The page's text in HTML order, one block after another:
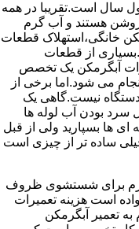
سال است.تقریبا در همه
هستند و آب گرم
خانگی،استهلاک قطعات
از قطعات
آبگرمکن یک تخصص
می شود.اما برخی از
نیست.گاهی یک
سرد بودن آب لوله ها
ای ها بسپارید ولی از قبل
ساده تر از چیزی است
برای شستشوی ظروف
است هزینه تعمیرات
تعمیر آبگرمکن